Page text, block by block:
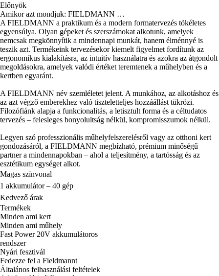
Előnyök
Amikor azt mondjuk: FIELDMANN …
A FIELDMANN a praktikum és a modern formatervezés tökéletes
egyensúlya. Olyan gépeket és szerszámokat alkotunk, amelyek
nemcsak megkönnyítik a mindennapi munkát, hanem élménnyé is
teszik azt. Termékeink tervezésekor kiemelt figyelmet fordítunk az
ergonomikus kialakításra, az intuitív használatra és azokra az átgondolt
megoldásokra, amelyek valódi értéket teremtenek a műhelyben és a
kertben egyaránt.
A FIELDMANN név szemléletet jelent. A munkához, az alkotáshoz és
az azt végző emberekhez való tiszteletteljes hozzáállást tükrözi.
Filozófiánk alapja a funkcionalitás, a letisztult forma és a céltudatos
tervezés – felesleges bonyolultság nélkül, kompromisszumok nélkül.
Legyen szó professzionális műhelyfelszerelésről vagy az otthoni kert
gondozásáról, a FIELDMANN megbízható, prémium minőségű
partner a mindennapokban – ahol a teljesítmény, a tartósság és az
esztétikum egységet alkot.
Magas színvonal
1 akkumulátor – 40 gép
Kedvező árak
Termékek
Minden ami kert
Minden ami műhely
Fast Power 20V akkumulátoros
rendszer
Nyári fesztivál
Fedezze fel a Fieldmannt
Általános felhasználási feltételek